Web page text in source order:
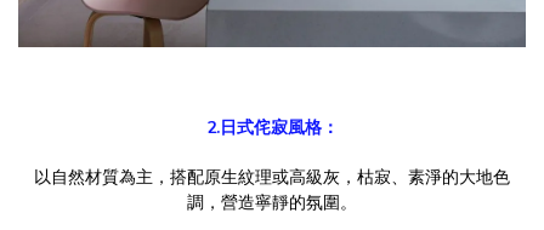
2.日式侘寂風格：
以自然材質為主，搭配原生紋理或高級灰，枯寂、素淨的大地色
調，營造寧靜的氛圍。